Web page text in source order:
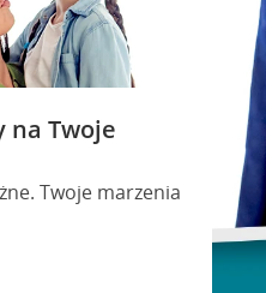
na Twoje
Twoje marzenia